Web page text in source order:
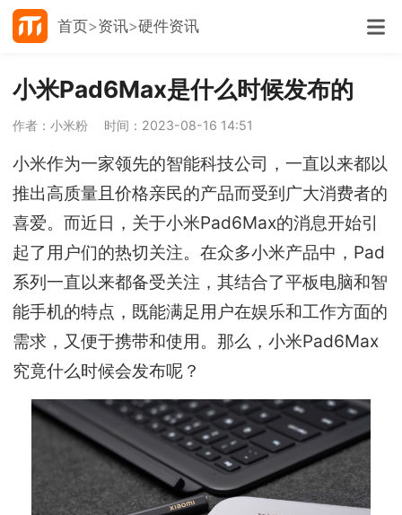
首页 资讯 硬件资讯
小米Pad6Max是什么时候发布的
作者：小米粉 时间：2023-08-16 14:51
小米作为一家领先的智能科技公司，一直以来都以
推出高质量且价格亲民的产品而受到广大消费者的
喜爱。而近日，关于小米Pad6Max的消息开始引
起了用户们的热切关注。在众多小米产品中，Pad
系列一直以来都备受关注，其结合了平板电脑和智
能手机的特点，既能满足用户在娱乐和工作方面的
需求，又便于携带和使用。那么，小米Pad6Max
究竟什么时候会发布呢？